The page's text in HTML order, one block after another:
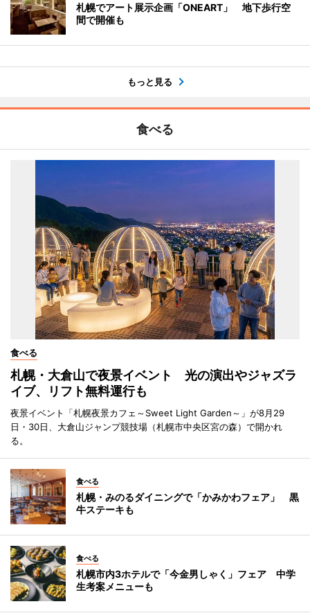
札幌でアート展示企画「ONEART」 地下歩行空
間で開催も
もっと見る
食べる
食べる
札幌・大倉山で夜景イベント 光の演出やジャズラ
イブ、リフト無料運行も
夜景イベント「札幌夜景カフェ～Sweet Light Garden～」が8月29
日・30日、大倉山ジャンプ競技場（札幌市中央区宮の森）で開かれ
る。
食べる
札幌・みのるダイニングで「かみかわフェア」 黒
牛ステーキも
食べる
札幌市内3ホテルで「今金男しゃく」フェア 中学
生考案メニューも